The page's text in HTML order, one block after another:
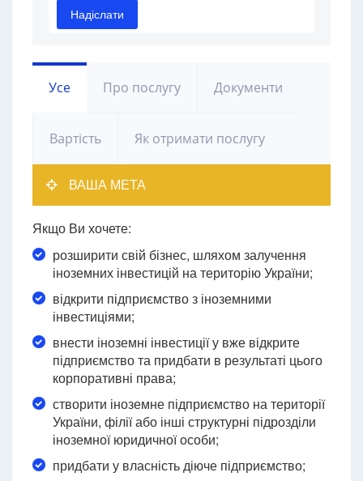
Усе Про послугу Документи
Вартість Як отримати послугу
ВАША МЕТА
Якщо Ви хочете:
розширити свій бізнес, шляхом залучення
іноземних інвестицій на територію України;
відкрити підприємство з іноземними
інвестиціями;
внести іноземні інвестиції у вже відкрите
підприємство та придбати в результаті цього
корпоративні права;
створити іноземне підприємство на території
України, філії або інші структурні підрозділи
іноземної юридичної особи;
придбати у власність діюче підприємство;